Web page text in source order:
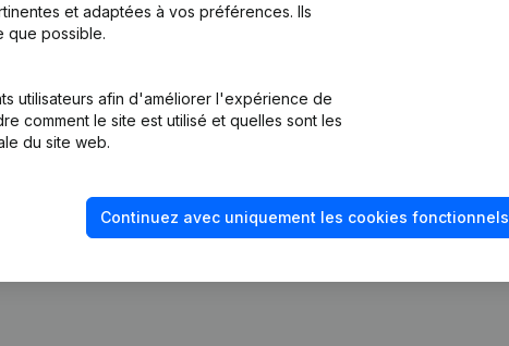
et adaptées à vos préférences. Ils
que possible.
utilisateurs afin d'améliorer l'expérience de
comment le site est utilisé et quelles sont les
du site web.
Continuez avec uniquement les cookies fonctionnels
fraude
Consulter des comptes annuels
Vérification de la solvabilité